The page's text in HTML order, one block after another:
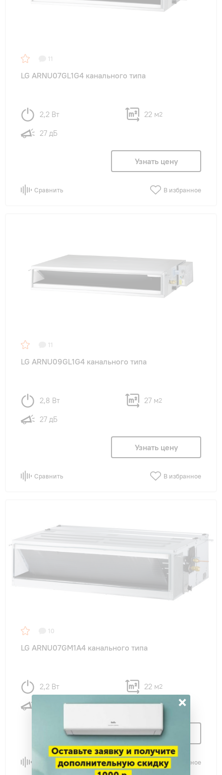
11
LG ARNU07GL1G4 канального типа
2,2 Вт 22 м2
27 дБ
Узнать цену
Сравнить В избранное
11
LG ARNU09GL1G4 канального типа
2,8 Вт 27 м2
27 дБ
Узнать цену
Сравнить В избранное
10
LG ARNU07GM1A4 канального типа
2,2 Вт 22 м2
Узнать цену
Сравнить В избранное
×